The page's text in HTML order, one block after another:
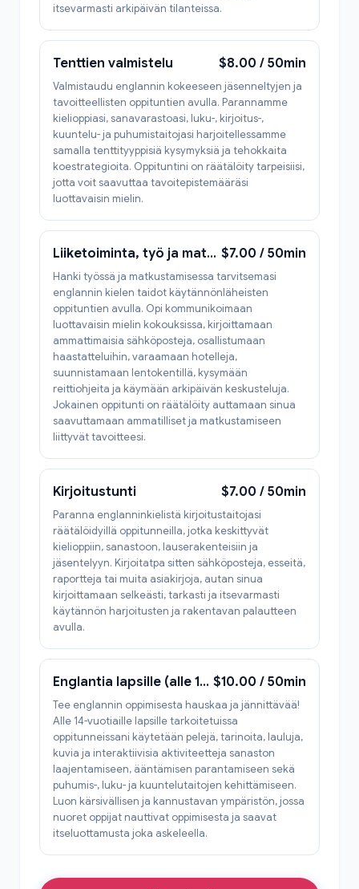
itsevarmasti arkipäivän tilanteissa.
Tenttien valmistelu $8.00 / 50min
Valmistaudu englannin kokeeseen jäsenneltyjen ja
tavoitteellisten oppituntien avulla. Parannamme
kielioppiasi, sanavarastoasi, luku-, kirjoitus-,
kuuntelu- ja puhumistaitojasi harjoitellessamme
samalla tenttityyppisiä kysymyksiä ja tehokkaita
koestrategioita. Oppituntini on räätälöity tarpeisiisi,
jotta voit saavuttaa tavoitepistemääräsi
luottavaisin mielin.
Liiketoiminta, työ ja matkailu $7.00 / 50min
Hanki työssä ja matkustamisessa tarvitsemasi
englannin kielen taidot käytännönläheisten
oppituntien avulla. Opi kommunikoimaan
luottavaisin mielin kokouksissa, kirjoittamaan
ammattimaisia sähköposteja, osallistumaan
haastatteluihin, varaamaan hotelleja,
suunnistamaan lentokentillä, kysymään
reittiohjeita ja käymään arkipäivän keskusteluja.
Jokainen oppitunti on räätälöity auttamaan sinua
saavuttamaan ammatilliset ja matkustamiseen
liittyvät tavoitteesi.
Kirjoitustunti $7.00 / 50min
Paranna englanninkielistä kirjoitustaitojasi
räätälöidyillä oppitunneilla, jotka keskittyvät
kielioppiin, sanastoon, lauserakenteisiin ja
jäsentelyyn. Kirjoitatpa sitten sähköposteja, esseitä,
raportteja tai muita asiakirjoja, autan sinua
kirjoittamaan selkeästi, tarkasti ja itsevarmasti
käytännön harjoitusten ja rakentavan palautteen
avulla.
Englantia lapsille (alle 15-vuotiaille) $10.00 / 50min
Tee englannin oppimisesta hauskaa ja jännittävää!
Alle 14-vuotiaille lapsille tarkoitetuissa
oppitunneissani käytetään pelejä, tarinoita, lauluja,
kuvia ja interaktiivisia aktiviteetteja sanaston
laajentamiseen, ääntämisen parantamiseen sekä
puhumis-, luku- ja kuuntelutaitojen kehittämiseen.
Luon kärsivällisen ja kannustavan ympäristön, jossa
nuoret oppijat nauttivat oppimisesta ja saavat
itseluottamusta joka askeleella.